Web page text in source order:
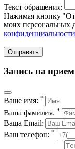
Текст обращения:
Нажимая кнопку
моих персональных
конфиденциальности
Отправить
Запись на прием
Ваше имя: *
Ваша фамилия: *
Ваша Email:
Ваш телефон: *